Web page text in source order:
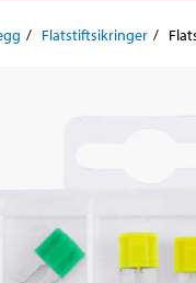
Flatstiftsikringer